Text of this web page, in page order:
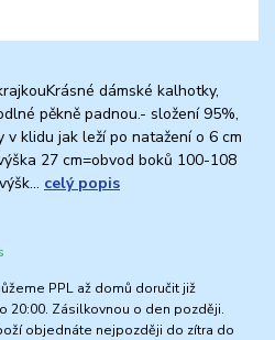
dámské kalhotky,
pěkně padnou.- složení 95%,
klidu jak leží po natažení o 6 cm
27 cm=obvod boků 100-108
celý popis
PPL až domů doručit již
20:00. Zásilkovnou o den později.
objednáte nejpozději do zítra do